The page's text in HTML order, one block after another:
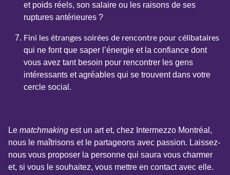
et poids réels, son salaire ou les raisons de ses
ruptures antérieures ?
Fini les étranges soirées de rencontre pour célibataires
qui ne font que saper l’énergie et la confiance dont
vous avez tant besoin pour rencontrer les gens
intéressants et agréables qui se trouvent dans votre
cercle social.
Le matchmakingest un art et, chez Intermezzo Montréal,
nous le maîtrisons et le partageons avec passion. Laissez-
nous vous proposer la personne qui saura vous charmer
et, si vous le souhaitez, vous mettre en contact avec elle.